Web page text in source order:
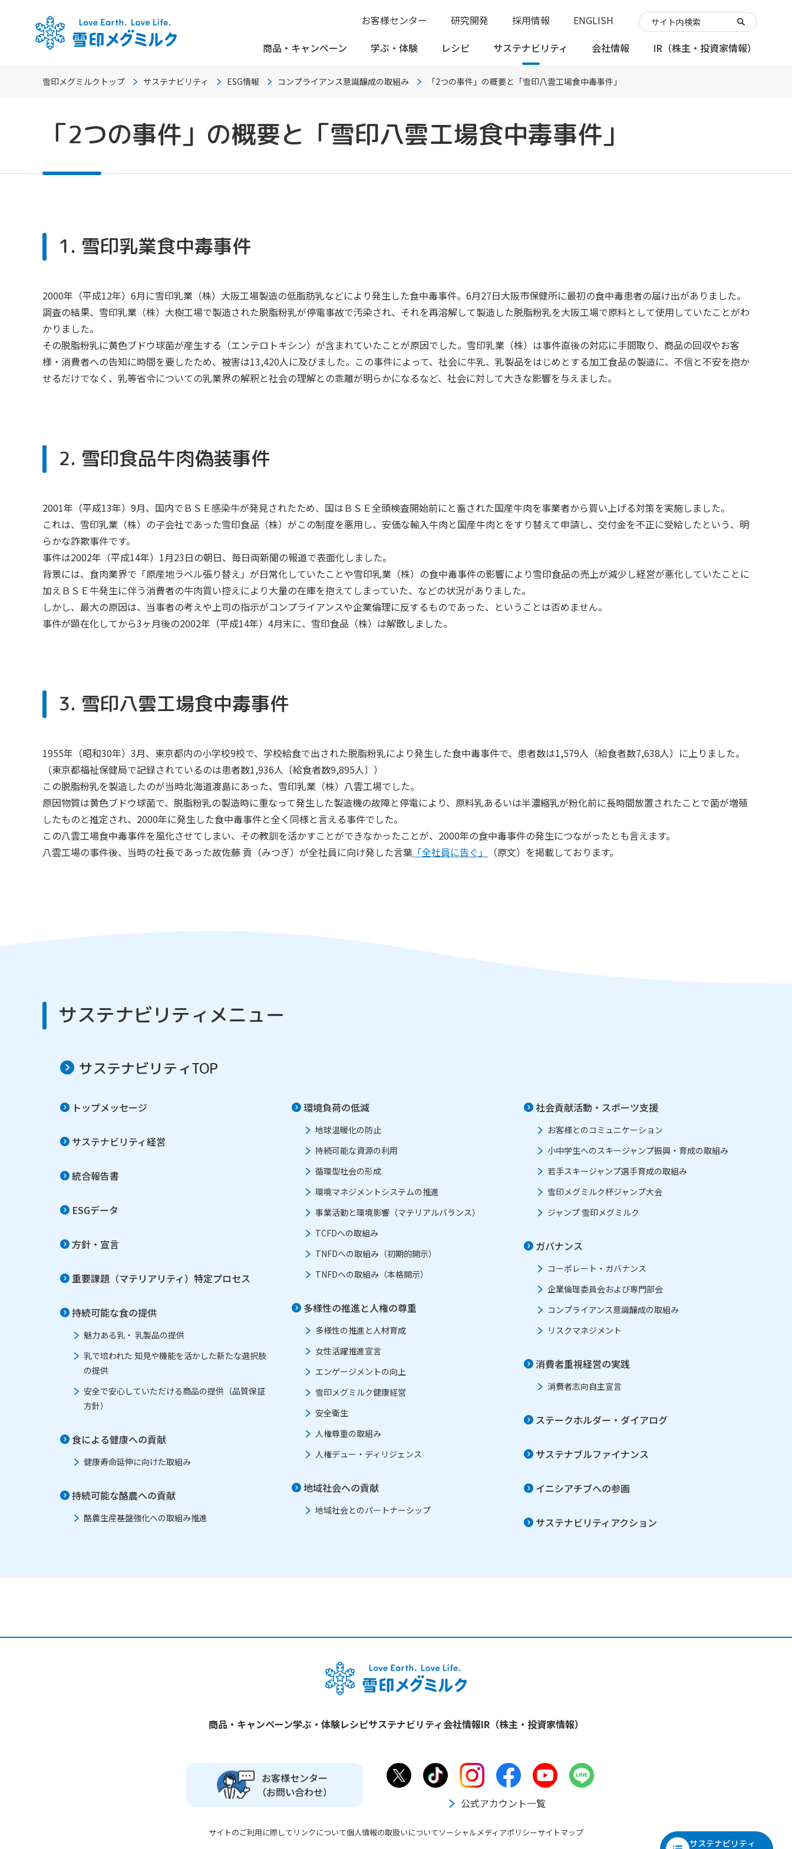
商品・ キャンペーン 学ぶ・ 体験 レシピ サステナビリティ 会社情報 IR （株主・投資家情報）
お客様センター 研究開発 採用情報 ENGLISH
雪印メグミルクトップ サステナビリティ ESG情報 コンプライアンス意識醸成の取組み 「2つの事件」の概要と「雪印八雲工場食中毒事件」
「2つの事件」の概要と「雪印八雲工場食中毒事件」
1. 雪印乳業食中毒事件
2000年（平成12年）6月に雪印乳業（株）大阪工場製造の低脂肪乳などにより発生した食中毒事件。6月27日大阪市保健所に最初の食中毒患者の届け出がありました。
調査の結果、雪印乳業（株）大樹工場で製造された脱脂粉乳が停電事故で汚染され、それを再溶解して製造した脱脂粉乳を大阪工場で原料として使用していたことがわ
かりました。
その脱脂粉乳に黄色ブドウ球菌が産生する（エンテロトキシン）が含まれていたことが原因でした。雪印乳業（株）は事件直後の対応に手間取り、商品の回収やお客
様・消費者への告知に時間を要したため、被害は13,420人に及びました。この事件によって、社会に牛乳、乳製品をはじめとする加工食品の製造に、不信と不安を抱か
せるだけでなく、乳等省令についての乳業界の解釈と社会の理解との乖離が明らかになるなど、社会に対して大きな影響を与えました。
2. 雪印食品牛肉偽装事件
2001年（平成13年）9月、国内でＢＳＥ感染牛が発見されたため、国はＢＳＥ全頭検査開始前にと畜された国産牛肉を事業者から買い上げる対策を実施しました。
これは、雪印乳業（株）の子会社であった雪印食品（株）がこの制度を悪用し、安価な輸入牛肉と国産牛肉とをすり替えて申請し、交付金を不正に受給したという、明
らかな詐欺事件です。
事件は2002年（平成14年）1月23日の朝日、毎日両新聞の報道で表面化しました。
背景には、食肉業界で「原産地ラベル張り替え」が日常化していたことや雪印乳業（株）の食中毒事件の影響により雪印食品の売上が減少し経営が悪化していたことに
加えＢＳＥ牛発生に伴う消費者の牛肉買い控えにより大量の在庫を抱えてしまっていた、などの状況がありました。
しかし、最大の原因は、当事者の考えや上司の指示がコンプライアンスや企業倫理に反するものであった、ということは否めません。
事件が顕在化してから3ヶ月後の2002年（平成14年）4月末に、雪印食品（株）は解散しました。
3. 雪印八雲工場食中毒事件
1955年（昭和30年）3月、東京都内の小学校9校で、学校給食で出された脱脂粉乳により発生した食中毒事件で、患者数は1,579人（給食者数7,638人）に上りました。
（東京都福祉保健局で記録されているのは患者数1,936人〔給食者数9,895人〕）
この脱脂粉乳を製造したのが当時北海道渡島にあった、雪印乳業（株）八雲工場でした。
原因物質は黄色ブドウ球菌で、脱脂粉乳の製造時に重なって発生した製造機の故障と停電により、原料乳あるいは半濃縮乳が粉化前に長時間放置されたことで菌が増殖
したものと推定され、2000年に発生した食中毒事件と全く同様と言える事件でした。
この八雲工場食中毒事件を風化させてしまい、その教訓を活かすことができなかったことが、2000年の食中毒事件の発生につながったとも言えます。
八雲工場の事件後、当時の社長であった故佐藤 貢（みつぎ）が全社員に向け発した言葉 「全社員に告ぐ」 （原文）を掲載しております。
サステナビリティメニュー
サステナビリティTOP
トップメッセージ
サステナビリティ経営
統合報告書
ESGデータ
方針・宣言
重要課題（マテリアリティ）特定プロセス
持続可能な食の提供
魅力ある乳・ 乳製品の提供
乳で培われた 知見や機能を活かした新たな選択肢
の提供
安全で安心していただける商品の提供（品質保証
方針）
食による健康への貢献
健康寿命延伸に向けた取組み
持続可能な酪農への貢献
酪農生産基盤強化への取組み推進
環境負荷の低減
地球温暖化の防止
持続可能な資源の利用
循環型社会の形成
環境マネジメントシステムの推進
事業活動と環境影響（マテリアルバランス）
TCFDへの取組み
TNFDへの取組み（初期的開示）
TNFDへの取組み（本格開示）
多様性の推進と人権の尊重
多様性の推進と人材育成
女性活躍推進宣言
エンゲージメントの向上
雪印メグミルク健康経営
安全衛生
人権尊重の取組み
人権デュー・ディリジェンス
地域社会への貢献
地域社会とのパートナーシップ
社会貢献活動・スポーツ支援
お客様とのコミュニケーション
小中学生へのスキージャンプ振興・育成の取組み
若手スキージャンプ選手育成の取組み
雪印メグミルク杯ジャンプ大会
ジャンプ 雪印メグミルク
ガバナンス
コーポレート・ガバナンス
企業倫理委員会および専門部会
コンプライアンス意識醸成の取組み
リスクマネジメント
消費者重視経営の実践
消費者志向自主宣言
ステークホルダー・ダイアログ
サステナブルファイナンス
イニシアチブへの参画
サステナビリティアクション
サステナビリティ
商品・キャンペーン学ぶ・体験レシピサステナビリティ会社情報IR（株主・投資家情報）
お客様センター
（お問い合わせ）
公式アカウント一覧
サイトのご利用に際して リンクについて個人情報の取扱いについてソーシャルメディアポリシーサイトマップ